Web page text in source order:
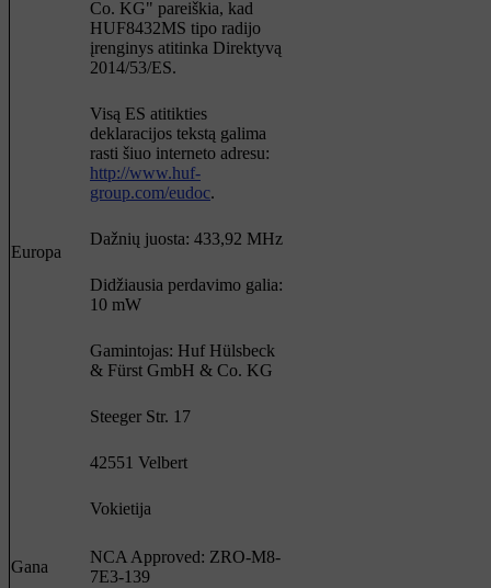
Europa
Co. KG" pareiškia, kad
HUF8432MS tipo radijo
įrenginys atitinka Direktyvą
2014/53/ES.
Visą ES atitikties
deklaracijos tekstą galima
rasti šiuo interneto adresu:
http://www.huf-
group.com/eudoc.
Dažnių juosta: 433,92 MHz
Didžiausia perdavimo galia:
10 mW
Gamintojas: Huf Hülsbeck
& Fürst GmbH & Co. KG
Steeger Str. 17
42551 Velbert
Vokietija
Gana
NCA Approved: ZRO-M8-
7E3-139